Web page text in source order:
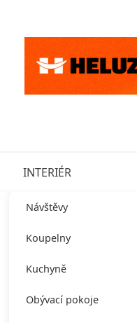
INTERIÉR
Návštěvy
Koupelny
Kuchyně
Obývací pokoje